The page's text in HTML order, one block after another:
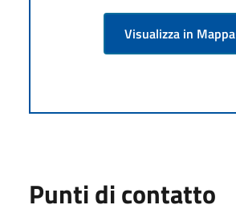
Visualizza in Mappa
Punti di contatto